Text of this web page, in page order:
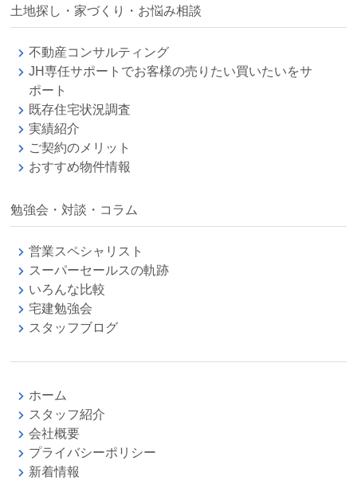
土地探し・家づくり・お悩み相談
不動産コンサルティング
JH専任サポートでお客様の売りたい買いたいをサ
ポート
既存住宅状況調査
実績紹介
ご契約のメリット
おすすめ物件情報
勉強会・対談・コラム
営業スペシャリスト
スーパーセールスの軌跡
いろんな比較
宅建勉強会
スタッフブログ
ホーム
スタッフ紹介
会社概要
プライバシーポリシー
新着情報